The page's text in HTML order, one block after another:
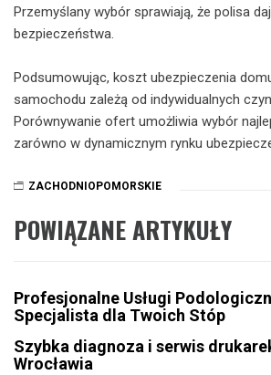
Przemyślany wybór sprawiają, że polisa
bezpieczeństwa.
Podsumowując, koszt ubezpieczenia
samochodu zależą od indywidualnych
Porównywanie ofert umożliwia wybór
zarówno w dynamicznym rynku
ZACHODNIOPOMORSKIE
POWIĄZANE ARTYKUŁY
Profesjonalne Usługi
Specjalista dla Twoich Stóp
Szybka diagnoza i serwis
Wrocławia